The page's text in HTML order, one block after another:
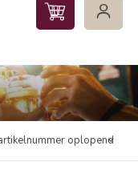
oplopend